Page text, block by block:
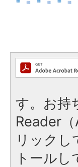
す。お持
Reader
リック
トールし